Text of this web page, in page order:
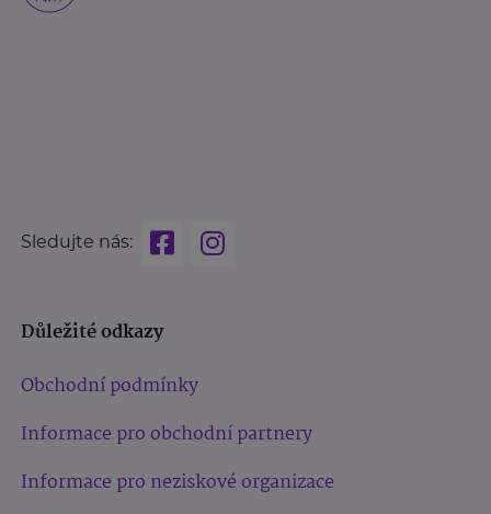
Sledujte nás:
Důležité odkazy
Obchodní podmínky
Informace pro obchodní partnery
Informace pro neziskové organizace